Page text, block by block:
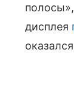
дисплея